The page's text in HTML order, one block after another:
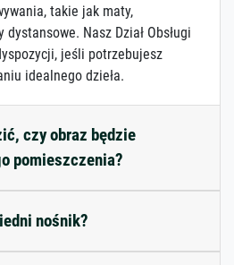
takie jak maty,
Nasz Dział Obsługi
jeśli potrzebujesz
idealnego dzieła.
czy obraz będzie
pomieszczenia?
nośnik?